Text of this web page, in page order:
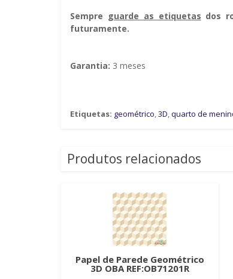
Sempre guarde as etiquetas dos
futuramente.
Garantia: 3 meses
Etiquetas: geométrico,3D,quarto de
Produtos relacionados
Papel de Parede Geométrico
3D OBA REF:OB71201R